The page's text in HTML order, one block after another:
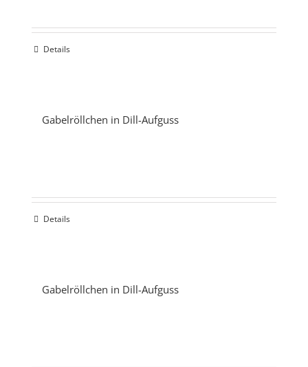
Details
Gabelröllchen in Dill-Aufguss
Details
Gabelröllchen in Dill-Aufguss